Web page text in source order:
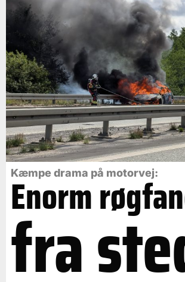
Kæmpe drama på motorvej:
Enorm
fra